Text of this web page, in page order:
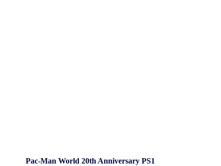
Pac-Man World 20th Anniversary PS1